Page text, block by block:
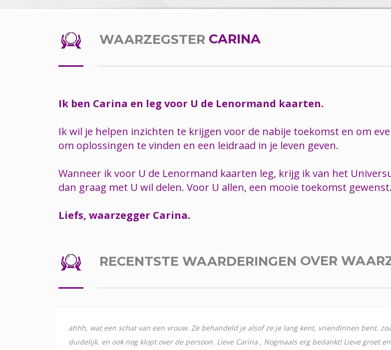
WAARZEGSTER CARINA
Ik ben Carina en leg voor U de Lenormand kaarten.
Ik wil je helpen inzichten te krijgen voor de nabije toekomst en om
om oplossingen te vinden en een leidraad in je leven geven.
Wanneer ik voor U de Lenormand kaarten leg, krijg ik van het
dan graag met U wil delen. Voor U allen, een mooie toekomst gewenst.
Liefs, waarzegger Carina.
RECENTSTE WAARDERINGEN OVER
ahhh, wat een schat van een vrouw. Ze behandeld je alsof ze je lang kent, vriendinnen bent.
duidelijk. en ook nog klopt over de persoon. Lieve Carina , Nogmaals erg bedankt! Lieve groet